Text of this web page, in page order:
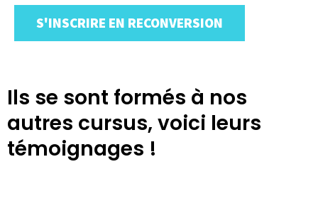
S'INSCRIRE EN RECONVERSION
Ils se sont formés à nos
autres cursus, voici leurs
témoignages !